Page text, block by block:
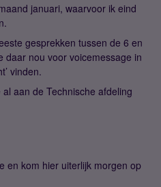
januari, waarvoor ik eind
gesprekken tussen de 6 en
nou voor voicemessage in
vinden.
aan de Technische afdeling
en kom hier uiterlijk morgen op